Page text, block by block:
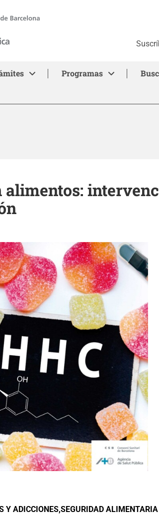
Programas
Y ADICCIONES,SEGURIDAD ALIMENTARIA